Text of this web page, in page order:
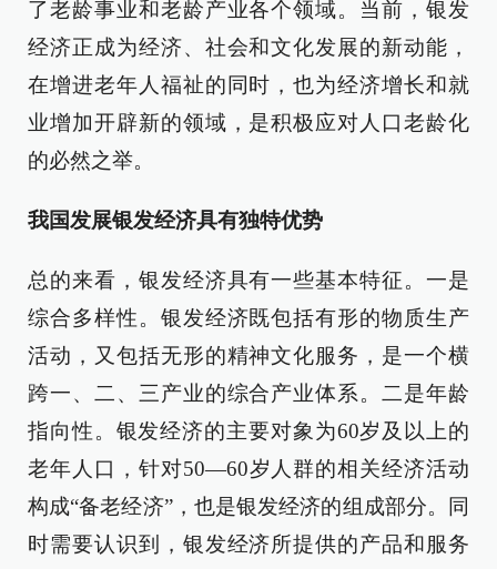
了老龄事业和老龄产业各个领域。当前，银发
经济正成为经济、社会和文化发展的新动能，
在增进老年人福祉的同时，也为经济增长和就
业增加开辟新的领域，是积极应对人口老龄化
的必然之举。
我国发展银发经济具有独特优势
总的来看，银发经济具有一些基本特征。一是
综合多样性。银发经济既包括有形的物质生产
活动，又包括无形的精神文化服务，是一个横
跨一、二、三产业的综合产业体系。二是年龄
指向性。银发经济的主要对象为60岁及以上的
老年人口，针对50—60岁人群的相关经济活动
构成“备老经济”，也是银发经济的组成部分。同
时需要认识到，银发经济所提供的产品和服务